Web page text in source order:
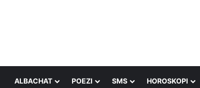
ALBACHAT POEZI SMS HOROSKOPI